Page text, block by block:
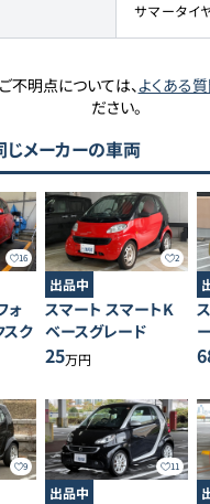
サマータイ
不明点については、よくある
ださい。
じメーカーの車両
16
ォ
ク
2
出品中
スマート スマートK
ベースグレード
25万円
ー
9 11
出品中